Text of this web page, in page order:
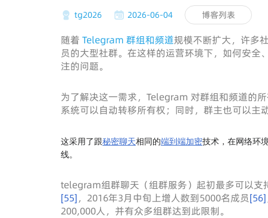
tg2026 2026-06-04 博客列表
随着 Telegram 群组和频道规模不断扩大，许多
员的大型社群。在这样的运营环境下，如何安
注的问题。
为了解决这一需求，Telegram 对群组和频道的
系统可以自动转移所有权；同时，群主也可以主
这采用了跟秘密聊天相同的端到端加密技术，在网络环
线。
telegram组群聊天（组群服务）起初最多可以支
[55]，2016年3月中旬上增人数到5000名成员[56]
200,000人，并有众多组群达到此限制。